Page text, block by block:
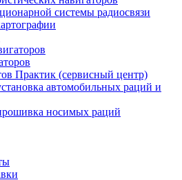
системы радиосвязи
Практик (сервисный центр)
автомобильных раций и
носимых раций